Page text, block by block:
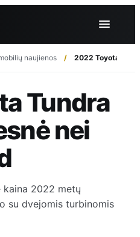
naujienos 2022 Toyota
Tundra
nei
2022 metų
su dvejomis turbinomis